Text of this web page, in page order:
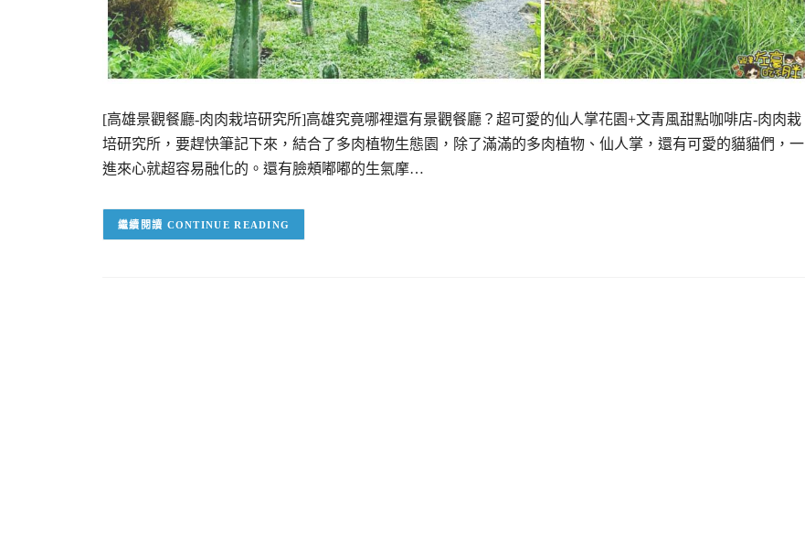
[高雄景觀餐廳-肉肉栽培研究所]高雄究竟哪裡還有景觀餐廳？超可愛的仙人掌花園+文青風甜點咖啡店-肉肉栽
培研究所，要趕快筆記下來，結合了多肉植物生態園，除了滿滿的多肉植物、仙人掌，還有可愛的貓貓們，一
進來心就超容易融化的。還有臉頰嘟嘟的生氣摩…
CONTINUE READING